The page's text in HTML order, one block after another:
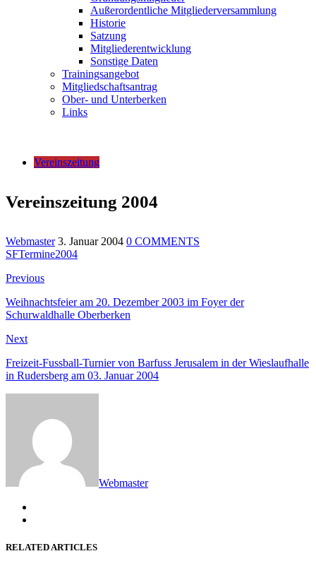
Außerordentliche Mitgliederversammlung
Historie
Satzung
Mitgliederentwicklung
Sonstige Daten
Trainingsangebot
Mitgliedschaftsantrag
Ober- und Unterberken
Links
Vereinszeitung
Vereinszeitung 2004
Webmaster 3. Januar 2004 0 COMMENTS
SFTermine2004
Beitragsnavigation
PreviousPrevious
Weihnachtsfeier am 20. Dezember 2003 im Foyer der
Schurwaldhalle Oberberken
NextNext
Freizeit-Fussball-Turnier von Barfuss Jerusalem in der Wieslaufhalle
in Rudersberg am 03. Januar 2004
Webmaster
RELATED ARTICLES